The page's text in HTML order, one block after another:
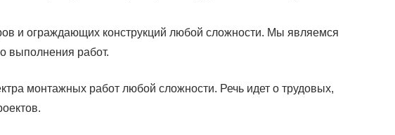
и ограждающих конструкций любой сложности. Мы являемся
выполнения работ.
монтажных работ любой сложности. Речь идет о трудовых,